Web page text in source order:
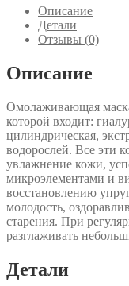
Гиалуроновой
кислотой
Описание
Детали
Отзывы (0)
Описание
Омолаживающая
которой входит:
цилиндрическая,
водорослей. Все эти
увлажнение кожи,
микроэлементами и
восстановлению
молодость,
старения. При
разглаживать
Детали